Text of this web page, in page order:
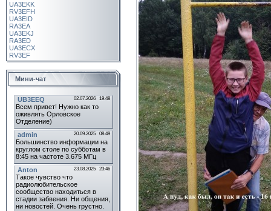
UA3EKK
RV3EFH
UA3EID
RA3EA
UA3EKJ
RA3ED
UA3ECX
RV3EF
Мини-чат